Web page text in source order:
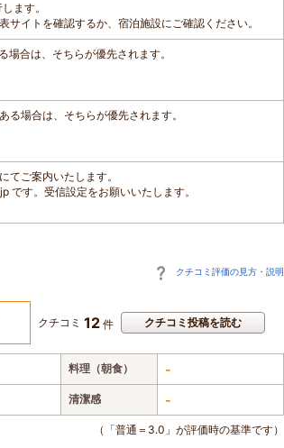
ます。
イトを確認するか、宿泊施設にご確認ください。
合は、そちらが優先されます。
場合は、そちらが優先されます。
てご案内いたします。
す。受信設定をお願いいたします。
クチコミ評価の見方・説明
クチコミ 12 件 クチコミ投稿を読む
料理（朝食） -
清潔感 -
（「普通＝3.0」が評価時の基準です）